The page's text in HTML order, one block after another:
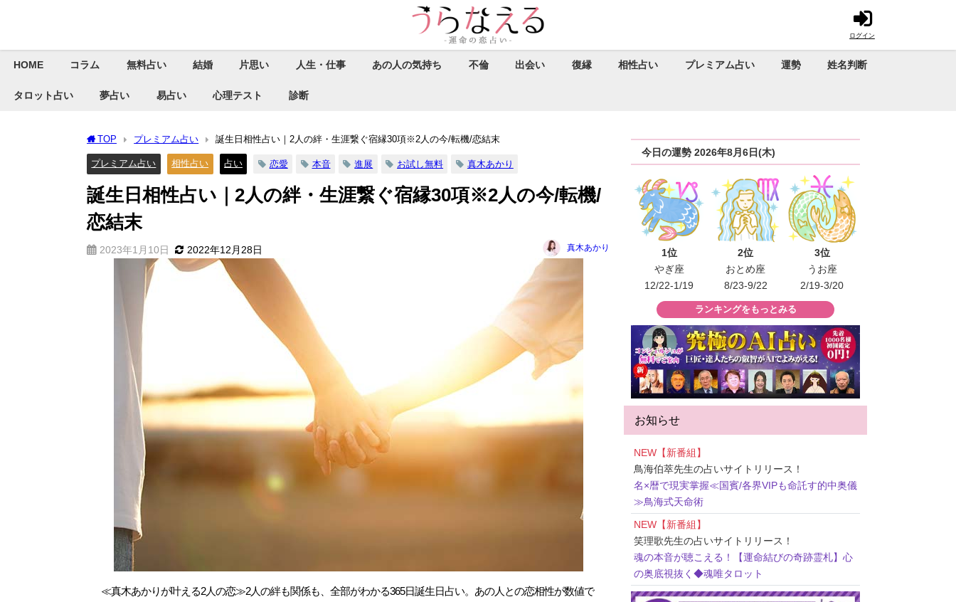
ログイン
HOME コラム 無料占い 結婚 片思い 人生・仕事 あの人の気持ち 不倫 出会い 復縁 相性占い プレミアム占い 運勢 姓名判断
タロット占い 夢占い 易占い 心理テスト 診断
TOP プレミアム占い 誕生日相性占い｜2人の絆・生涯繋ぐ宿縁30項※2人の今/転機/恋結末
プレミアム占い 相性占い 占い 恋愛 本音 進展 お試し無料 真木あかり
誕生日相性占い｜2人の絆・生涯繋ぐ宿縁30項※2人の今/転機/
恋結末
2023年1月10日 2022年12月28日 真木あかり
≪真木あかりが叶える2人の恋≫2人の絆も関係も、全部がわかる365日誕生日占い。あの人との恋相性が数値で
今日の運勢 2026年8月6日(木)
1位
やぎ座
12/22-1/19
2位
おとめ座
8/23-9/22
3位
うお座
2/19-3/20
ランキングをもっとみる
お知らせ
NEW【新番組】
鳥海伯萃先生の占いサイトリリース！
名×暦で現実掌握≪国賓/各界VIPも命託す的中奥儀
≫鳥海式天命術
NEW【新番組】
笑理歌先生の占いサイトリリース！
魂の本音が聴こえる！【運命結びの奇跡霊札】心
の奥底視抜く◆魂唯タロット